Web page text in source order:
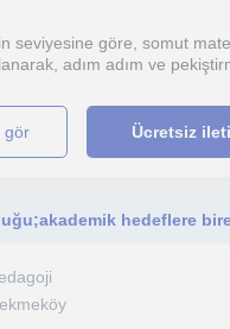
seviyesine göre, somut
adım adım ve
gör Ücretsiz